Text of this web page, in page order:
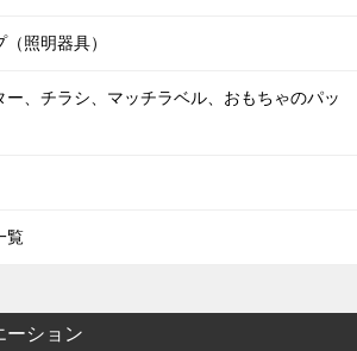
照明器具）
ー、チラシ、マッチラベル、おもちゃのパッ
覧
ーション